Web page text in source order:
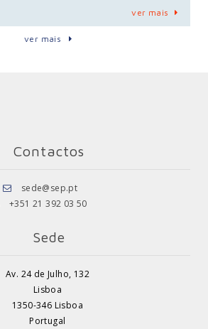
ver mais
ver mais
Contactos
sede@sep.pt
+351 21 392 03 50
Sede
Av. 24 de Julho, 132
Lisboa
1350-346 Lisboa
Portugal